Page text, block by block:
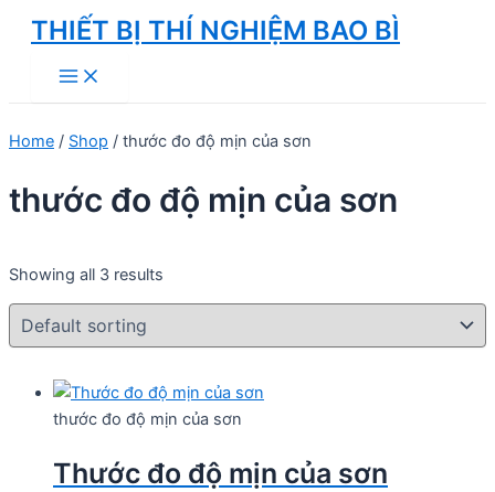
Skip
content
THIẾT BỊ THÍ NGHIỆM BAO BÌ
Main
Menu
Home / Shop / thước đo độ mịn của sơn
thước đo độ mịn của sơn
Showing all 3 results
thước đo độ mịn của sơn
Thước đo độ mịn của sơn